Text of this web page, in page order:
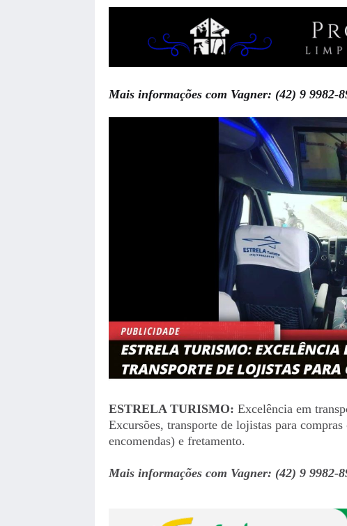
Mais informações com Vagner: (42) 9 9982-
ESTRELA TURISMO: Excelência em
Excursões, transporte de lojistas para
encomendas) e fretamento.
Mais informações com Vagner: (42) 9 9982-